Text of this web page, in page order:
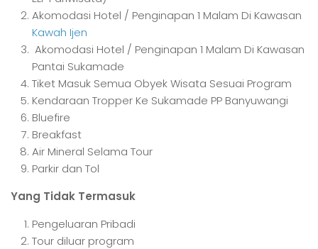
Akomodasi Hotel / Penginapan 1 Malam Di Kawasan
Kawah Ijen
Akomodasi Hotel / Penginapan 1 Malam Di Kawasan
Pantai Sukamade
Tiket Masuk Semua Obyek Wisata Sesuai Program
Kendaraan Tropper Ke Sukamade PP Banyuwangi
Bluefire
Breakfast
Air Mineral Selama Tour
Parkir dan Tol
Yang Tidak Termasuk
Pengeluaran Pribadi
Tour diluar program